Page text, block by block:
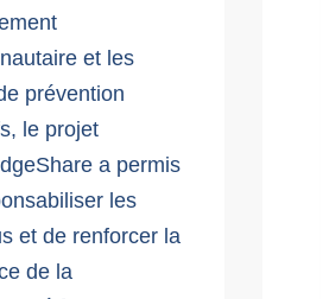
et les
prévention
le projet
a permis
les
et de renforcer la
de la